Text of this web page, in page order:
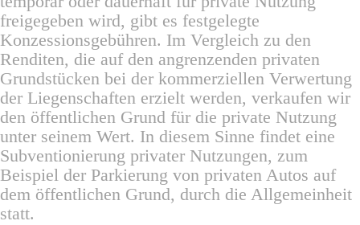
freigegeben wird, gibt es festgelegte
Konzessionsgebühren. Im Vergleich zu den
Renditen, die auf den angrenzenden privaten
Grundstücken bei der kommerziellen Verwertung
der Liegenschaften erzielt werden, verkaufen wir
den öffentlichen Grund für die private Nutzung
unter seinem Wert. In diesem Sinne findet eine
Subventionierung privater Nutzungen, zum
Beispiel der Parkierung von privaten Autos auf
dem öffentlichen Grund, durch die Allgemeinheit
statt.